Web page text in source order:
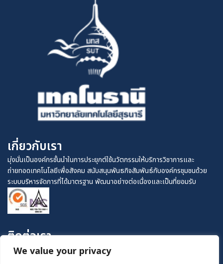
We value your privacy
เกี่ยวกับเรา
มุ่งมั่นเป็นองค์กรชั้นนำในการประยุกต์ใช้นวัตกรรมให้บริการวิชาการและ
ถ่ายทอดเทคโนโลยีเพื่อสังคม สนับสนุนพันธกิจสัมพันธ์กับองค์กรชุมชนด้วย
ระบบบริหารจัดการที่ได้มาตรฐาน พัฒนาอย่างต่อเนื่องและเป็นที่ยอมรับ
ติดต่อเรา
0-4422-4811